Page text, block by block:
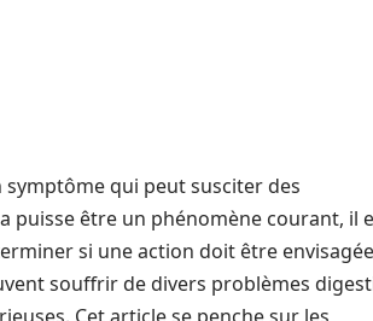
qui peut susciter des
puisse être un phénomène courant, il
si une action doit être
souffrir de divers problèmes